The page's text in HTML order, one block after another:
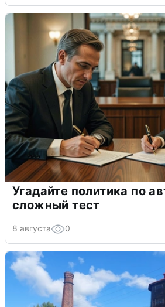
Угадайте политика по
сложный тест
8 августа 0